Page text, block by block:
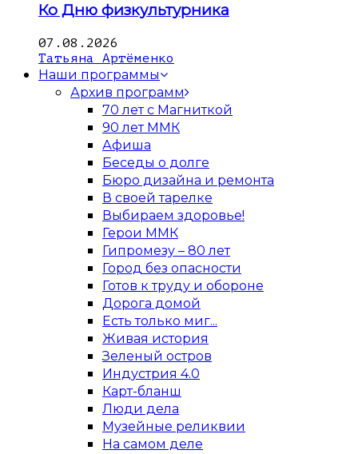
Ко Дню физкультурника
07.08.2026
Татьяна Артёменко
Наши программы
Архив программ
70 лет с Магниткой
90 лет ММК
Афиша
Беседы о долге
Бюро дизайна и ремонта
В своей тарелке
Выбираем здоровье!
Герои ММК
Гипромезу – 80 лет
Город без опасности
Готов к труду и обороне
Дорога домой
Есть только миг...
Живая история
Зеленый остров
Индустрия 4.0
Карт-бланш
Люди дела
Музейные реликвии
На самом деле